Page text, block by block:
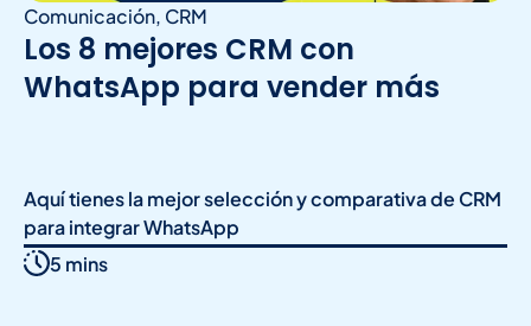
Comunicación, CRM
Los 8 mejores CRM con
WhatsApp para vender más
Aquí tienes la mejor selección y comparativa de CRM
para integrar WhatsApp
5 mins